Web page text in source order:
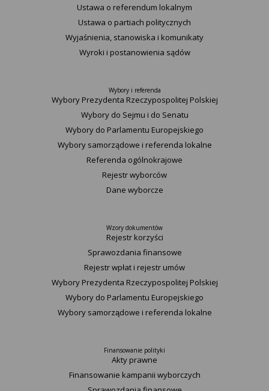
Ustawa o referendum lokalnym
Ustawa o partiach politycznych
Wyjaśnienia, stanowiska i komunikaty
Wyroki i postanowienia sądów
Wybory i referenda
Wybory Prezydenta Rzeczypospolitej Polskiej
Wybory do Sejmu i do Senatu
Wybory do Parlamentu Europejskiego
Wybory samorządowe i referenda lokalne
Referenda ogólnokrajowe
Rejestr wyborców
Dane wyborcze
Wzory dokumentów
Rejestr korzyści
Sprawozdania finansowe
Rejestr wpłat i rejestr umów
Wybory Prezydenta Rzeczypospolitej Polskiej
Wybory do Parlamentu Europejskiego
Wybory samorządowe i referenda lokalne
Finansowanie polityki
Akty prawne
Finansowanie kampanii wyborczych